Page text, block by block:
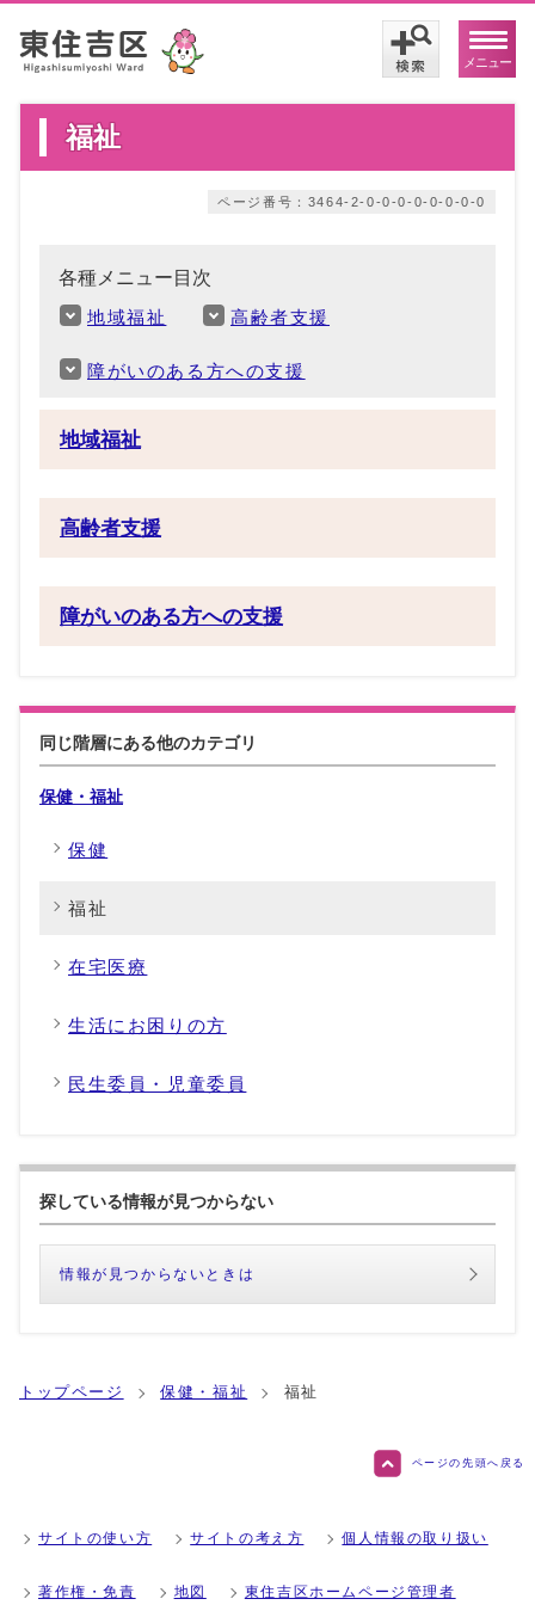
メニュー
福祉
ページ番号：3464-2-0-0-0-0-0-0-0-0
各種メニュー目次
地域福祉 高齢者支援
障がいのある方への支援
地域福祉
高齢者支援
障がいのある方への支援
同じ階層にある他のカテゴリ
保健・福祉
保健
福祉
在宅医療
生活にお困りの方
民生委員・児童委員
探している情報が見つからない
情報が見つからないときは
トップページ 保健・福祉 福祉
ページの先頭へ戻る
サイトの使い方 サイトの考え方 個人情報の取り扱い
著作権・免責 地図 東住吉区ホームページ管理者